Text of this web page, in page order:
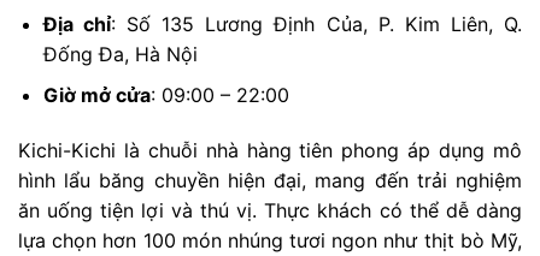
Địa chỉ: Số 135 Lương Định Của, P. Kim Liên, Q.
Đống Đa, Hà Nội
Giờ mở cửa: 09:00 – 22:00
Kichi-Kichi là chuỗi nhà hàng tiên phong áp dụng mô
hình lẩu băng chuyền hiện đại, mang đến trải nghiệm
ăn uống tiện lợi và thú vị. Thực khách có thể dễ dàng
lựa chọn hơn 100 món nhúng tươi ngon như thịt bò Mỹ,